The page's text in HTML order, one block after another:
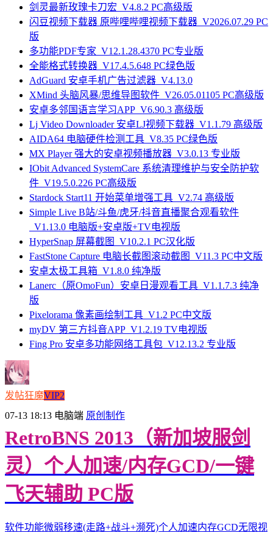
剑灵最新玫瑰卡刀宏_V4.8.2 PC高级版
闪豆视频下载器 原哔哩哔哩视频下载器_V2026.07.29 PC
版
多功能PDF专家_V12.1.28.4370 PC专业版
全能格式转换器_V17.4.5.648 PC绿色版
AdGuard 安卓手机广告过滤器_V4.13.0
XMind 头脑风暴/思维导图软件_V26.05.01105 PC高级版
安卓多邻国语言学习APP_V6.90.3 高级版
Lj Video Downloader 安卓LJ视频下载器_V1.1.79 高级版
AIDA64 电脑硬件检测工具_V8.35 PC绿色版
MX Player 强大的安卓视频播放器_V3.0.13 专业版
IObit Advanced SystemCare 系统清理维护与安全防护软
件_V19.5.0.226 PC高级版
Stardock Start11 开始菜单增强工具_V2.74 高级版
Simple Live B站/斗鱼/虎牙/抖音直播聚合观看软件
_V1.13.0 电脑版+安卓版+TV电视版
HyperSnap 屏幕截图_V10.2.1 PC汉化版
FastStone Capture 电脑长截图滚动截图_V11.3 PC中文版
安卓太极工具箱_V1.8.0 纯净版
Lanerc（原OmoFun）安卓日漫观看工具_V1.1.7.3 纯净
版
Pixelorama 像素画绘制工具_V1.2 PC中文版
myDV 第三方抖音APP_V1.2.19 TV电视版
Fing Pro 安卓多功能网络工具包_V12.13.2 专业版
发帖狂魔VIP2
07-13 18:13 电脑端 原创制作
RetroBNS 2013（新加坡服剑
灵）个人加速/内存GCD/一键
飞天辅助 PC版
软件功能微弱移速(走路+战斗+濒死)个人加速内存GCD无限视